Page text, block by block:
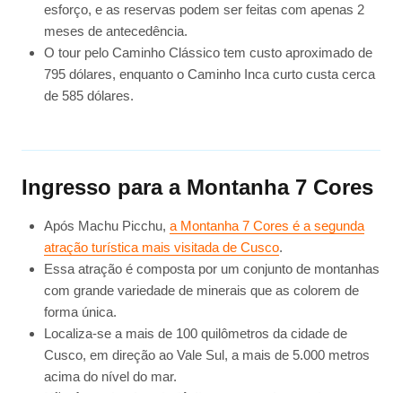
esforço, e as reservas podem ser feitas com apenas 2
meses de antecedência.
O tour pelo Caminho Clássico tem custo aproximado de
795 dólares, enquanto o Caminho Inca curto custa cerca
de 585 dólares.
Ingresso para a Montanha 7 Cores
Após Machu Picchu, a Montanha 7 Cores é a segunda
atração turística mais visitada de Cusco.
Essa atração é composta por um conjunto de montanhas
com grande variedade de minerais que as colorem de
forma única.
Localiza-se a mais de 100 quilômetros da cidade de
Cusco, em direção ao Vale Sul, a mais de 5.000 metros
acima do nível do mar.